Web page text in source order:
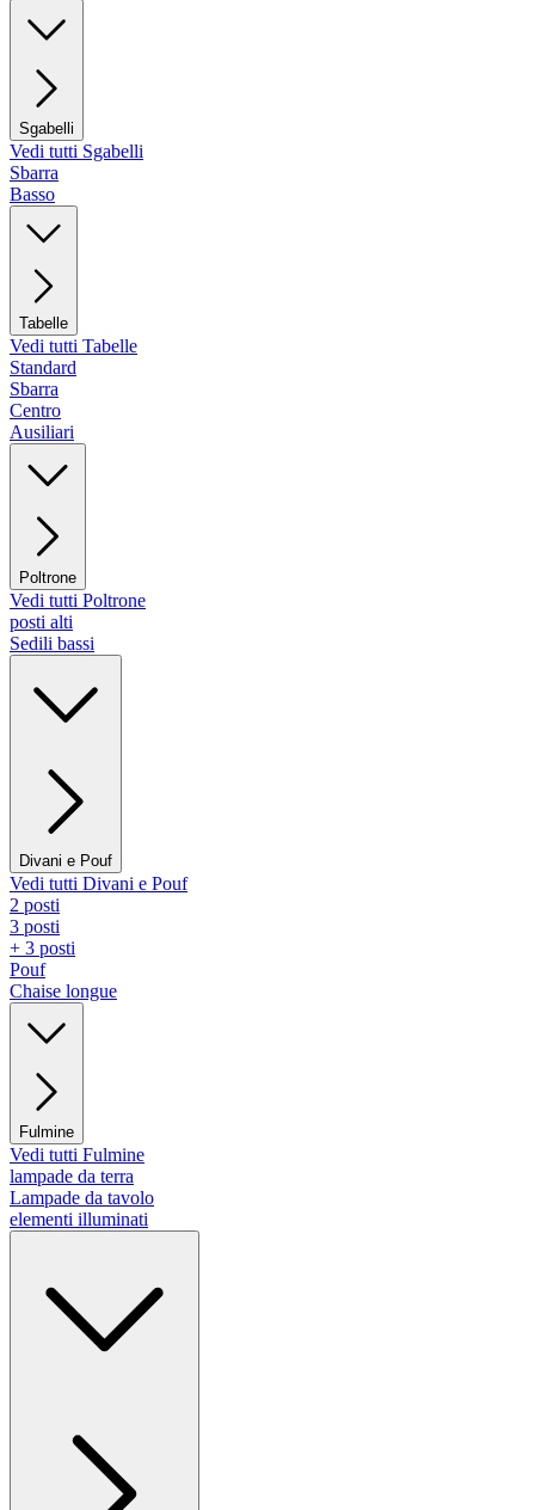
Sgabelli
Vedi tutti Sgabelli
Sbarra
Basso
Tabelle
Vedi tutti Tabelle
Standard
Sbarra
Centro
Ausiliari
Poltrone
Vedi tutti Poltrone
posti alti
Sedili bassi
Divani e Pouf
Vedi tutti Divani e Pouf
2 posti
3 posti
+ 3 posti
Pouf
Chaise longue
Fulmine
Vedi tutti Fulmine
lampade da terra
Lampade da tavolo
elementi illuminati